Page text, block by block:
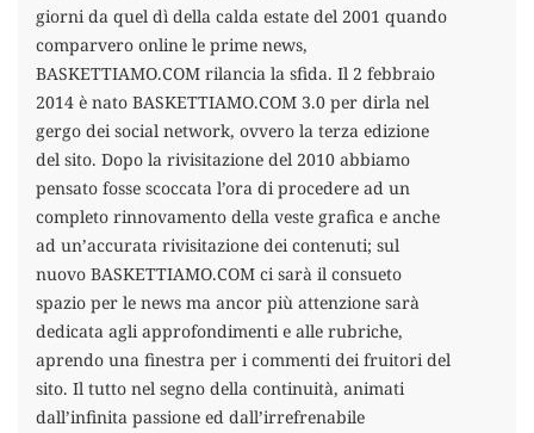
giorni da quel dì della calda estate del 2001 quando
comparvero online le prime news,
BASKETTIAMO.COM rilancia la sfida. Il 2 febbraio
2014 è nato BASKETTIAMO.COM 3.0 per dirla nel
gergo dei social network, ovvero la terza edizione
del sito. Dopo la rivisitazione del 2010 abbiamo
pensato fosse scoccata l’ora di procedere ad un
completo rinnovamento della veste grafica e anche
ad un’accurata rivisitazione dei contenuti; sul
nuovo BASKETTIAMO.COM ci sarà il consueto
spazio per le news ma ancor più attenzione sarà
dedicata agli approfondimenti e alle rubriche,
aprendo una finestra per i commenti dei fruitori del
sito. Il tutto nel segno della continuità, animati
dall’infinita passione ed dall’irrefrenabile